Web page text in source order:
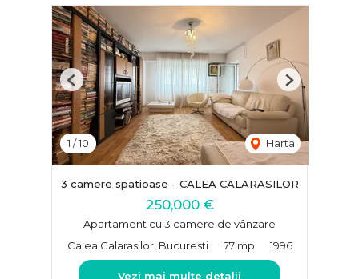
1 /10 Harta
Previous Next
3 camere spatioase - CALEA CALARASILOR
250,000 €
Apartament cu 3 camere de vânzare
Calea Calarasilor, Bucuresti
77 mp 1996
Vezi mai multe detalii